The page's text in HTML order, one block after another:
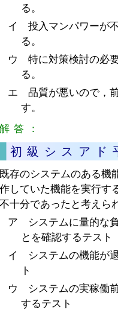
る。
イ 投入マンパワーが
る。
ウ 特に対策検討の必
る。
エ 品質が悪いので，
す。
解答：
初級シスア
既存のシステムのある機
作していた機能を実行す
不十分であったと考えら
ア システムに量的な
とを確認するテスト
イ システムの機能が
ト
ウ システムの実稼働
するテスト